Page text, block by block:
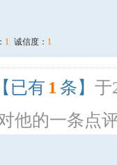
1 诚信度： 1
【已有 1 条】 于
他的一条点